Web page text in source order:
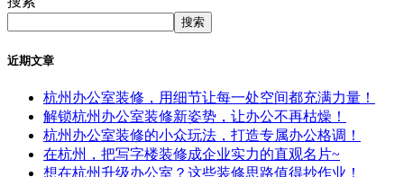
搜索
近期文章
杭州办公室装修，用细节让每一处空间都充满力量！
解锁杭州办公室装修新姿势，让办公不再枯燥！
杭州办公室装修的小众玩法，打造专属办公格调！
在杭州，把写字楼装修成企业实力的直观名片~
想在杭州升级办公室？这些装修思路值得抄作业！